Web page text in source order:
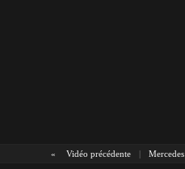
« Vidéo précédente | Mercedes